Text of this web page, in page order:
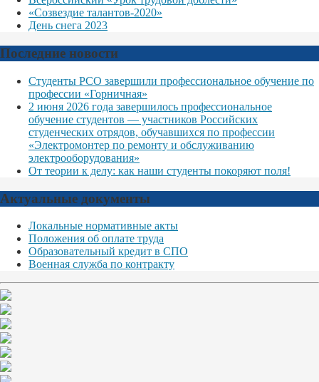
«Созвездие талантов-2020»
День снега 2023
Последние новости
Студенты РСО завершили профессиональное обучение по
профессии «Горничная»
2 июня 2026 года завершилось профессиональное
обучение студентов — участников Российских
студенческих отрядов, обучавшихся по профессии
«Электромонтер по ремонту и обслуживанию
электрооборудования»
От теории к делу: как наши студенты покоряют поля!
Актуальные документы
Локальные нормативные акты
Положения об оплате труда
Образовательный кредит в СПО
Военная служба по контракту